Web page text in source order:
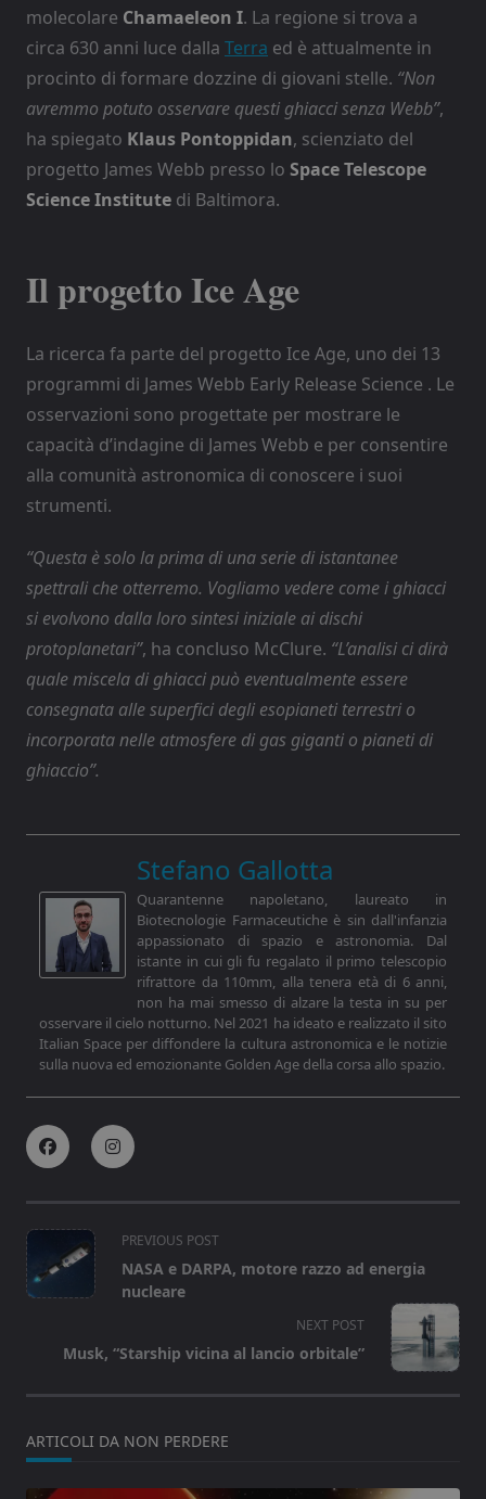
molecolare Chamaeleon I. La regione si trova a
circa 630 anni luce dalla Terra ed è attualmente in
procinto di formare dozzine di giovani stelle. “Non
avremmo potuto osservare questi ghiacci senza Webb”,
ha spiegato Klaus Pontoppidan, scienziato del
progetto James Webb presso lo Space Telescope
ScienceInstitute di Baltimora.
Il progetto Ice Age
La ricerca fa parte del progetto Ice Age, uno dei 13
programmi di James Webb Early Release Science . Le
osservazioni sono progettate per mostrare le
capacità d’indagine di James Webb e per consentire
alla comunità astronomica di conoscere i suoi
strumenti.
“Questa è solo la prima di una serie di istantanee
spettrali che otterremo. Vogliamo vedere come i ghiacci
si evolvono dalla loro sintesi iniziale ai dischi
protoplanetari”, ha concluso McClure. “L’analisi ci dirà
quale miscela di ghiacci può eventualmente essere
consegnata alle superfici degli esopianeti terrestri o
incorporata nelle atmosfere di gas giganti o pianeti di
ghiaccio”.
Stefano Gallotta
Quarantenne napoletano, laureato in
Biotecnologie Farmaceutiche è sin dall'infanzia
appassionato di spazio e astronomia. Dal
istante in cui gli fu regalato il primo telescopio
rifrattore da 110mm, alla tenera età di 6 anni,
non ha mai smesso di alzare la testa in su per
osservare il cielo notturno. Nel 2021 ha ideato e realizzato il sito
Italian Space per diffondere la cultura astronomica e le notizie
sulla nuova ed emozionante Golden Age della corsa allo spazio.
<span
class="nav-
subtitle
text">Page</span>
PREVIOUS POST
NASA e DARPA, motore razzo ad energia
nucleare
NEXT POST
Musk, “Starship vicina al lancio orbitale”
ARTICOLI DA NON PERDERE